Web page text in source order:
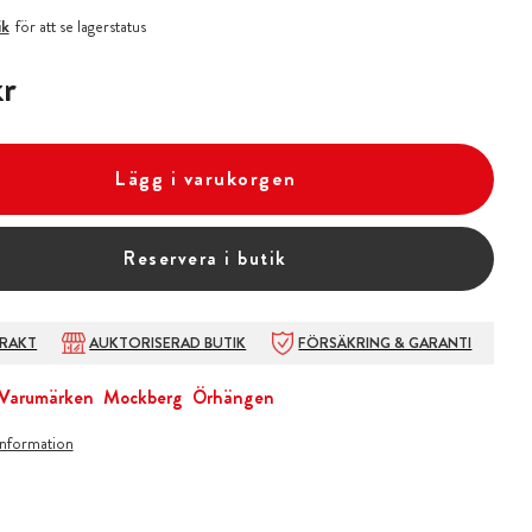
för att se lagerstatus
Lägg i varukorgen
Reservera i butik
AUKTORISERAD BUTIK FÖRSÄKRING & GARANTI
Mockberg Örhängen